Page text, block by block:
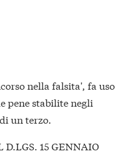
nella falsita', fa uso
pene stabilite negli
un terzo.
D.LGS. 15 GENNAIO